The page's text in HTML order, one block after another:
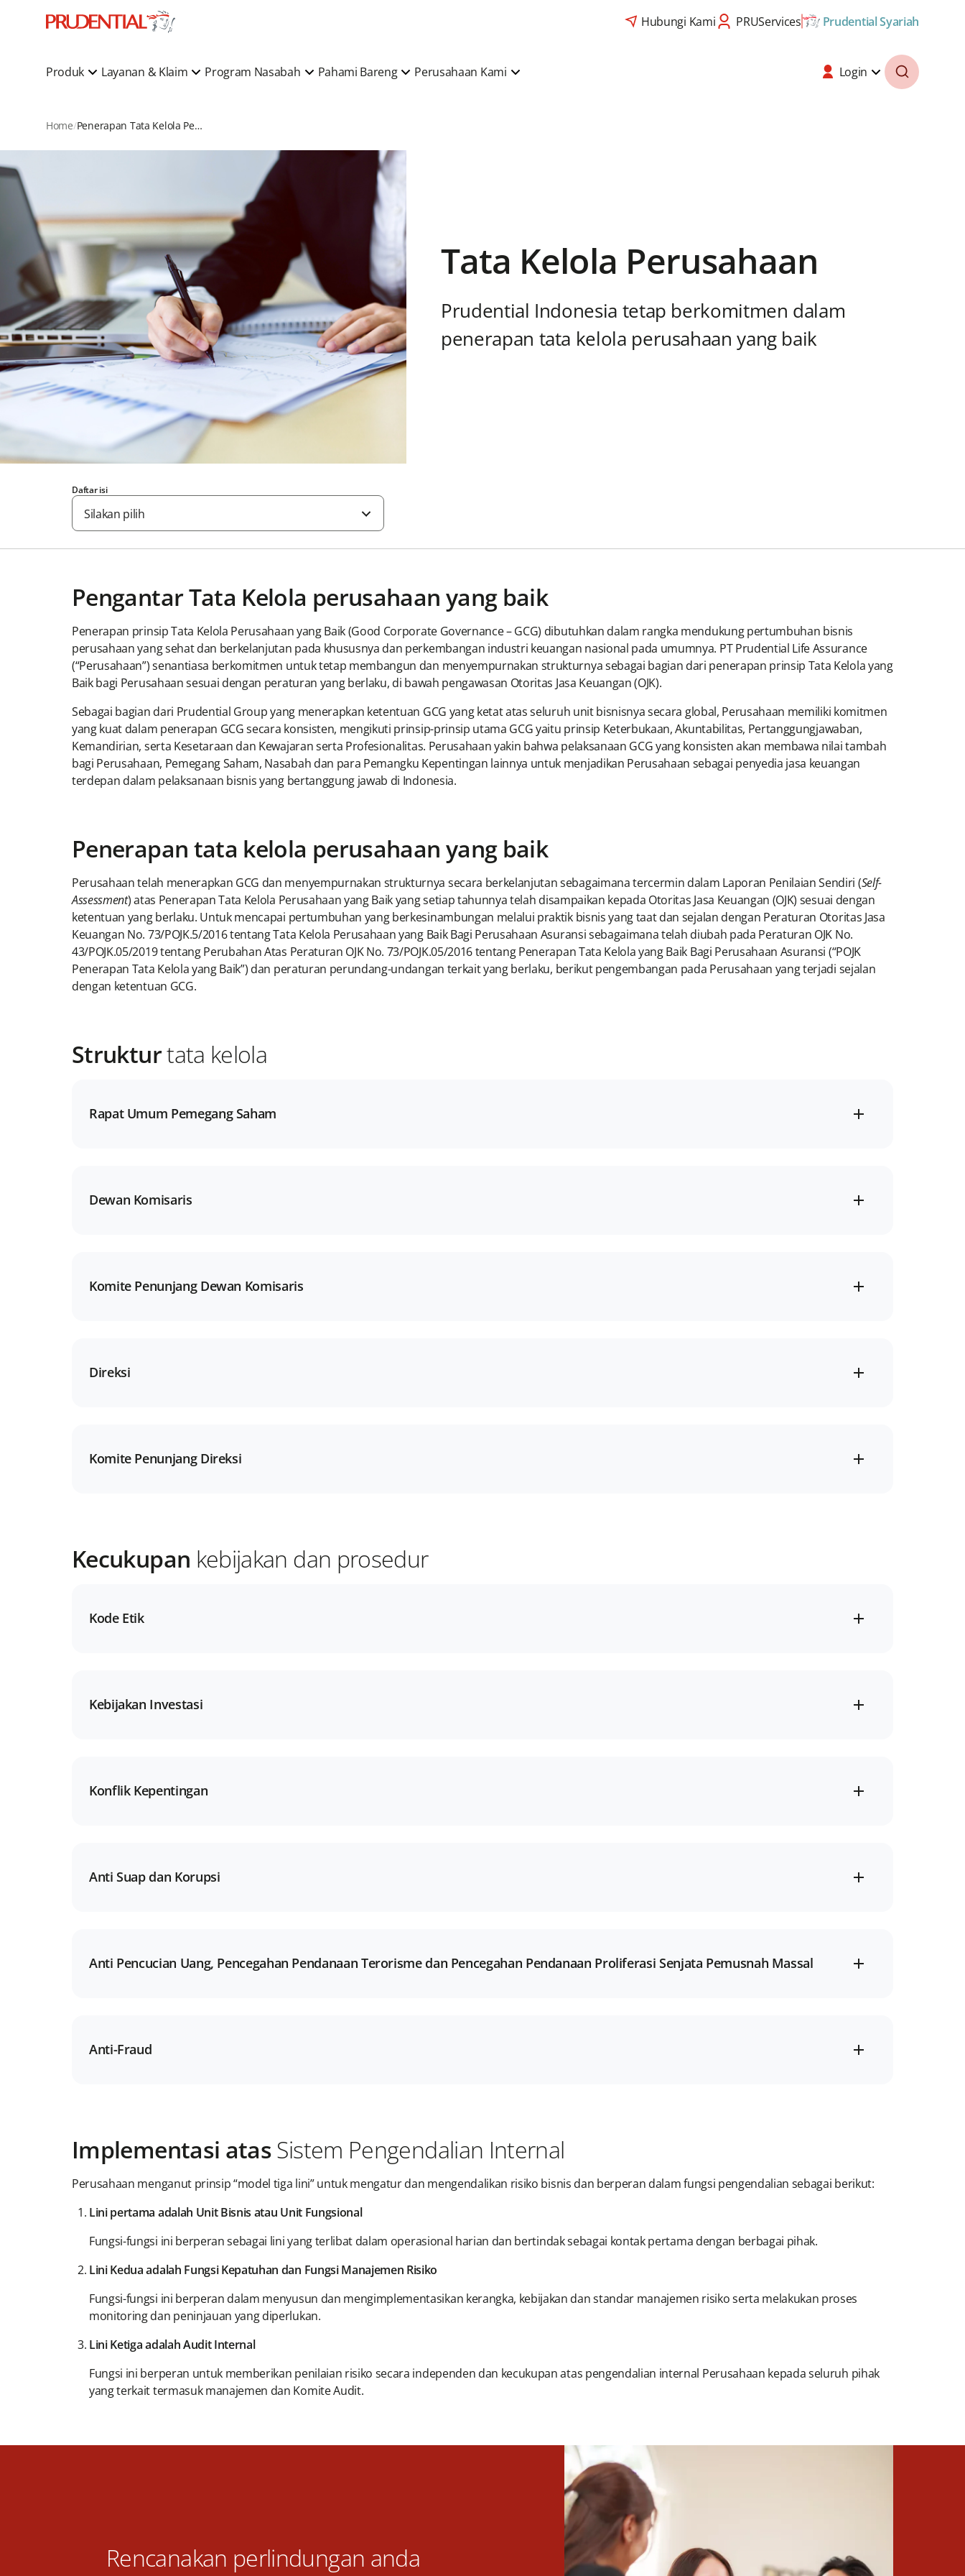
Hubungi Kami PRUServices Prudential Syariah
Produk Layanan & Klaim Program Nasabah Pahami Bareng Perusahaan Kami Login
Home Penerapan Tata Kelola Perusahaan yang Baik
Tata Kelola Perusahaan
Prudential Indonesia tetap berkomitmen dalam
penerapan tata kelola perusahaan yang baik
Daftar isi
Silakan pilih
Pengantar Tata Kelola perusahaan yang baik
Penerapan prinsip Tata Kelola Perusahaan yang Baik (Good Corporate Governance – GCG) dibutuhkan dalam rangka mendukung pertumbuhan bisnis
perusahaan yang sehat dan berkelanjutan pada khususnya dan perkembangan industri keuangan nasional pada umumnya. PT Prudential Life Assurance
(“Perusahaan”) senantiasa berkomitmen untuk tetap membangun dan menyempurnakan strukturnya sebagai bagian dari penerapan prinsip Tata Kelola yang
Baik bagi Perusahaan sesuai dengan peraturan yang berlaku, di bawah pengawasan Otoritas Jasa Keuangan (OJK).
Sebagai bagian dari Prudential Group yang menerapkan ketentuan GCG yang ketat atas seluruh unit bisnisnya secara global, Perusahaan memiliki komitmen
yang kuat dalam penerapan GCG secara konsisten, mengikuti prinsip-prinsip utama GCG yaitu prinsip Keterbukaan, Akuntabilitas, Pertanggungjawaban,
Kemandirian, serta Kesetaraan dan Kewajaran serta Profesionalitas. Perusahaan yakin bahwa pelaksanaan GCG yang konsisten akan membawa nilai tambah
bagi Perusahaan, Pemegang Saham, Nasabah dan para Pemangku Kepentingan lainnya untuk menjadikan Perusahaan sebagai penyedia jasa keuangan
terdepan dalam pelaksanaan bisnis yang bertanggung jawab di Indonesia.
Penerapan tata kelola perusahaan yang baik
Perusahaan telah menerapkan GCG dan menyempurnakan strukturnya secara berkelanjutan sebagaimana tercermin dalam Laporan Penilaian Sendiri (Self-
Assessment) atas Penerapan Tata Kelola Perusahaan yang Baik yang setiap tahunnya telah disampaikan kepada Otoritas Jasa Keuangan (OJK) sesuai dengan
ketentuan yang berlaku. Untuk mencapai pertumbuhan yang berkesinambungan melalui praktik bisnis yang taat dan sejalan dengan Peraturan Otoritas Jasa
Keuangan No. 73/POJK.5/2016 tentang Tata Kelola Perusahaan yang Baik Bagi Perusahaan Asuransi sebagaimana telah diubah pada Peraturan OJK No.
43/POJK.05/2019 tentang Perubahan Atas Peraturan OJK No. 73/POJK.05/2016 tentang Penerapan Tata Kelola yang Baik Bagi Perusahaan Asuransi (“POJK
Penerapan Tata Kelola yang Baik”) dan peraturan perundang-undangan terkait yang berlaku, berikut pengembangan pada Perusahaan yang terjadi sejalan
dengan ketentuan GCG.
Strukturtata kelola
Rapat Umum Pemegang Saham
Dewan Komisaris
Komite Penunjang Dewan Komisaris
Direksi
Komite Penunjang Direksi
Kecukupan kebijakan dan prosedur
Kode Etik
Kebijakan Investasi
Konflik Kepentingan
Anti Suap dan Korupsi
Anti Pencucian Uang, Pencegahan Pendanaan Terorisme dan Pencegahan Pendanaan Proliferasi Senjata Pemusnah Massal
Anti-Fraud
Implementasi atasSistem Pengendalian Internal
Perusahaan menganut prinsip “model tiga lini” untuk mengatur dan mengendalikan risiko bisnis dan berperan dalam fungsi pengendalian sebagai berikut:
Lini pertama adalah Unit Bisnis atau Unit Fungsional
Fungsi-fungsi ini berperan sebagai lini yang terlibat dalam operasional harian dan bertindak sebagai kontak pertama dengan berbagai pihak.
Lini Kedua adalah Fungsi Kepatuhan dan Fungsi Manajemen Risiko
Fungsi-fungsi ini berperan dalam menyusun dan mengimplementasikan kerangka, kebijakan dan standar manajemen risiko serta melakukan proses
monitoring dan peninjauan yang diperlukan.
Lini Ketiga adalah Audit Internal
Fungsi ini berperan untuk memberikan penilaian risiko secara independen dan kecukupan atas pengendalian internal Perusahaan kepada seluruh pihak
yang terkait termasuk manajemen dan Komite Audit.
Rencanakan perlindungan anda